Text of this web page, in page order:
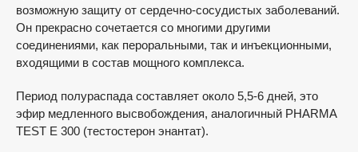
возможную защиту от сердечно-сосудистых заболеваний.
Он прекрасно сочетается со многими другими
соединениями, как пероральными, так и инъекционными,
входящими в состав мощного комплекса.
Период полураспада составляет около 5,5-6 дней, это
эфир медленного высвобождения, аналогичный PHARMA
TEST E 300 (тестостерон энантат).